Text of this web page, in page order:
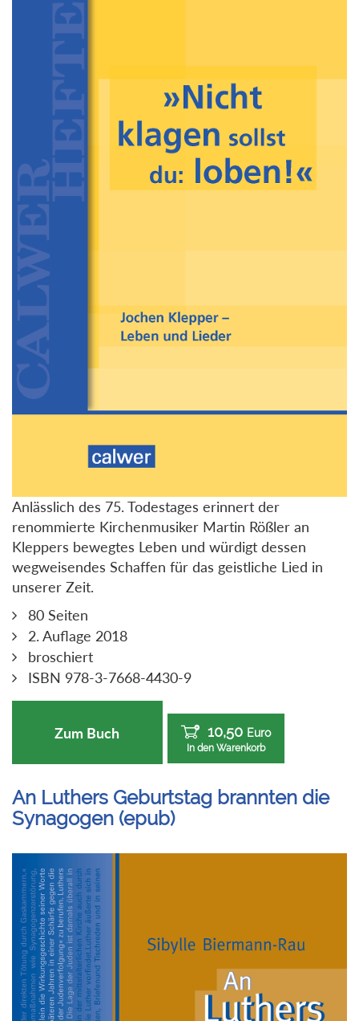
Anlässlich des 75. Todestages erinnert der
renommierte Kirchenmusiker Martin Rößler an
Kleppers bewegtes Leben und würdigt dessen
wegweisendes Schaffen für das geistliche Lied in
unserer Zeit.
80 Seiten
2. Auflage 2018
broschiert
ISBN 978-3-7668-4430-9
Zum Buch 10,50 Euro
In den Warenkorb
An Luthers Geburtstag brannten die
Synagogen (epub)